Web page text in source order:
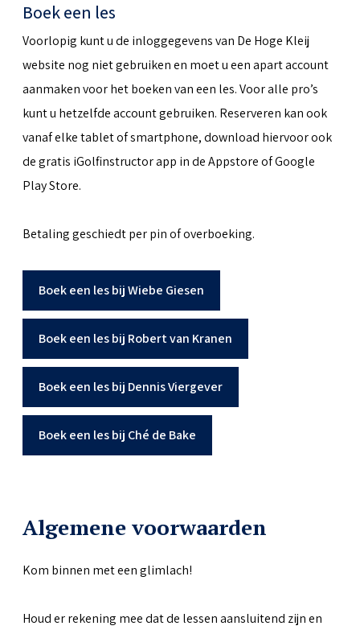
Boek een les
Voorlopig kunt u de inloggegevens van De Hoge Kleij
website nog niet gebruiken en moet u een apart account
aanmaken voor het boeken van een les. Voor alle pro’s
kunt u hetzelfde account gebruiken. Reserveren kan ook
vanaf elke tablet of smartphone, download hiervoor ook
de gratis iGolfinstructor app in de Appstore of Google
Play Store.
Betaling geschiedt per pin of overboeking.
Boek een les bij Wiebe Giesen
Boek een les bij Robert van Kranen
Boek een les bij Dennis Viergever
Boek een les bij Ché de Bake
Algemene voorwaarden
Kom binnen met een glimlach!
Houd er rekening mee dat de lessen aansluitend zijn en